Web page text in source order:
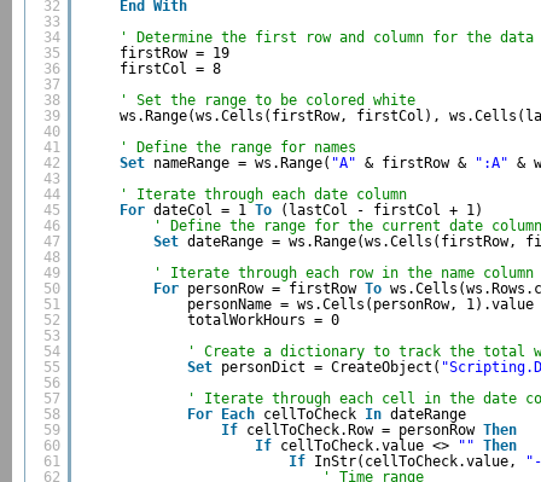
32
33
34
35
36
37
38
39
40
41
42
43
44
45
46
47
48
49
50
51
52
53
54
55
56
57
58
59
60
61
62
End
With
' Determine the first row and column for the data
firstRow = 19
firstCol = 8
' Set the range to be colored white
ws.Range(ws.Cells(firstRow, firstCol),
' Define the range for names
Set nameRange = ws.Range( "A" & firstRow & ":A" &
' Iterate through each date column
For dateCol = 1 To
(lastCol - firstCol + 1)
' Define the range for the current date column
Set dateRange =
' Iterate through each row in the name column
For personRow = firstRow To
personName = ws.Cells(personRow, 1).value
totalWorkHours = 0
' Create a dictionary to track the total
Set personDict = CreateObject(
' Iterate through each cell in the date
For
Each cellToCheck In dateRange
If cellToCheck.Row = personRow Then
If cellToCheck.value <> "" Then
If InStr(cellToCheck.value,
' Time range